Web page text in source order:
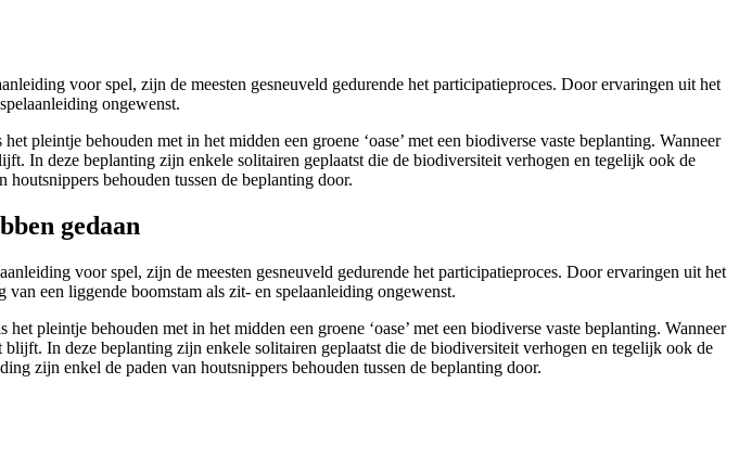
voor spel, zijn de meesten gesneuveld gedurende het participatieproces. Door ervaringen uit het
ongewenst.
pleintje behouden met in het midden een groene ‘oase’ met een biodiverse vaste beplanting. Wanneer
In deze beplanting zijn enkele solitairen geplaatst die de biodiversiteit verhogen en tegelijk ook de
behouden tussen de beplanting door.
gedaan
voor spel, zijn de meesten gesneuveld gedurende het participatieproces. Door ervaringen uit het
een liggende boomstam als zit- en spelaanleiding ongewenst.
pleintje behouden met in het midden een groene ‘oase’ met een biodiverse vaste beplanting. Wanneer
In deze beplanting zijn enkele solitairen geplaatst die de biodiversiteit verhogen en tegelijk ook de
zijn enkel de paden van houtsnippers behouden tussen de beplanting door.